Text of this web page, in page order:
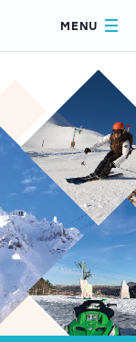
MENU